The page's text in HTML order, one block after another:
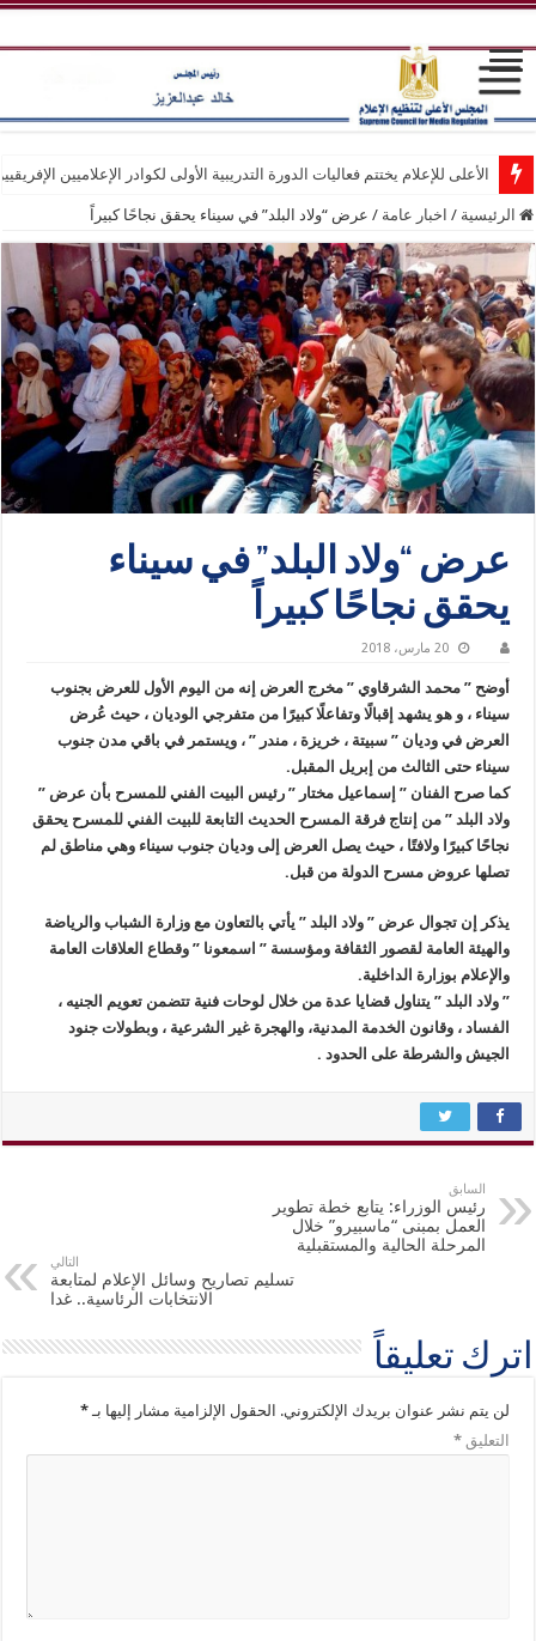
الأعلى للإعلام يختتم فعاليات الدورة التدريبية الأولى لكوادر الإعلاميين
الرئيسية / اخبار عامة / عرض “ولاد البلد” في سيناء يحقق نجاحًا كبيراً
عرض “ولاد البلد” في سيناء
يحقق نجاحًا كبيراً
20 مارس، 2018
أوضح ” محمد الشرقاوي ” مخرج العرض إنه من اليوم الأول للعرض بجنوب
سيناء ، و هو يشهد إقبالًا وتفاعلًا كبيرًا من متفرجي الوديان ، حيث عُرض
العرض في وديان ” سبيتة ، خريزة ، مندر ” ، ويستمر في باقي مدن جنوب
سيناء حتى الثالث من إبريل المقبل.
كما صرح الفنان ” إسماعيل مختار ” رئيس البيت الفني للمسرح بأن عرض ”
ولاد البلد ” من إنتاج فرقة المسرح الحديث التابعة للبيت الفني للمسرح يحقق
نجاحًا كبيرًا ولافتًا ، حيث يصل العرض إلى وديان جنوب سيناء وهي مناطق لم
تصلها عروض مسرح الدولة من قبل.
يذكر إن تجوال عرض ” ولاد البلد ” يأتي بالتعاون مع وزارة الشباب والرياضة
والهيئة العامة لقصور الثقافة ومؤسسة ” اسمعونا ” وقطاع العلاقات العامة
والإعلام بوزارة الداخلية.
” ولاد البلد ” يتناول قضايا عدة من خلال لوحات فنية تتضمن تعويم الجنيه ،
الفساد ، وقانون الخدمة المدنية، والهجرة غير الشرعية ، وبطولات جنود
الجيش والشرطة على الحدود .
السابق
رئيس الوزراء: يتابع خطة تطوير
العمل بمبنى “ماسبيرو” خلال
المرحلة الحالية والمستقبلية
التالي
تسليم تصاريح وسائل الإعلام لمتابعة
الانتخابات الرئاسية.. غدا
اترك تعليقاً
لن يتم نشر عنوان بريدك الإلكتروني. الحقول الإلزامية مشار إليها بـ*
التعليق*